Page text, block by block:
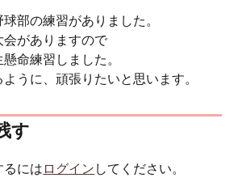
部の練習がありました。
会がありますので
命練習しました。
うに、頑張りたいと思います。
す
るにはログイン してください。